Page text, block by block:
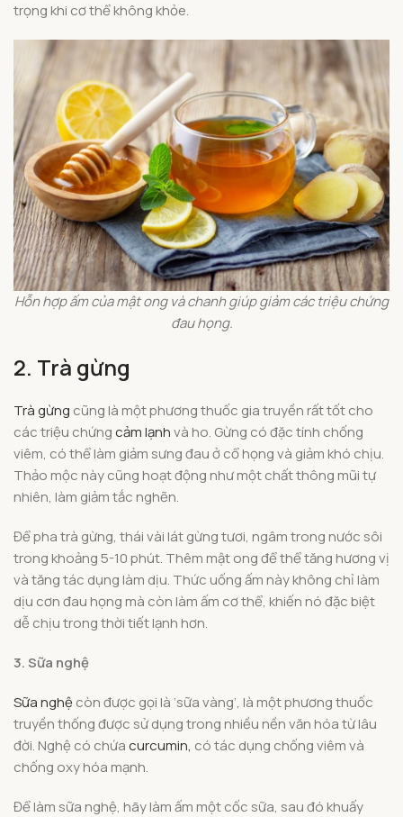
trọng khi cơ thể không khỏe.
Hỗn hợp ấm của mật ong và chanh giúp giảm các triệu chứng
đau họng.
2. Trà gừng
Trà gừng cũng là một phương thuốc gia truyền rất tốt cho
các triệu chứngcảm lạnhvà ho. Gừng có đặc tính chống
viêm, có thể làm giảm sưng đau ở cổ họng và giảm khó chịu.
Thảo mộc này cũng hoạt động như một chất thông mũi tự
nhiên, làm giảm tắc nghẽn.
Để pha trà gừng, thái vài lát gừng tươi, ngâm trong nước sôi
trong khoảng 5-10 phút. Thêm mật ong để thể tăng hương vị
và tăng tác dụng làm dịu. Thức uống ấm này không chỉ làm
dịu cơn đau họng mà còn làm ấm cơ thể, khiến nó đặc biệt
dễ chịu trong thời tiết lạnh hơn.
3. Sữa nghệ
Sữa nghệcòn được gọi là ‘sữa vàng’, là một phương thuốc
truyền thống được sử dụng trong nhiều nền văn hóa từ lâu
đời. Nghệ có chứacurcumin, có tác dụng chống viêm và
chống oxy hóa mạnh.
Để làm sữa nghệ, hãy làm ấm một cốc sữa, sau đó khuấy